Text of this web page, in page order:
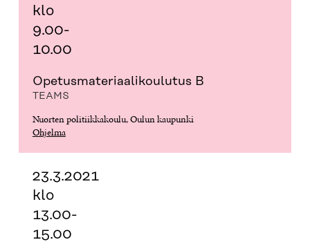
klo
9.00-
10.00
Opetus­ma­te­ri­aa­li­koulutus B
TEAMS
Nuorten politiikkakoulu, Oulun kaupunki
Ohjelma
23.3.2021
klo
13.00-
15.00